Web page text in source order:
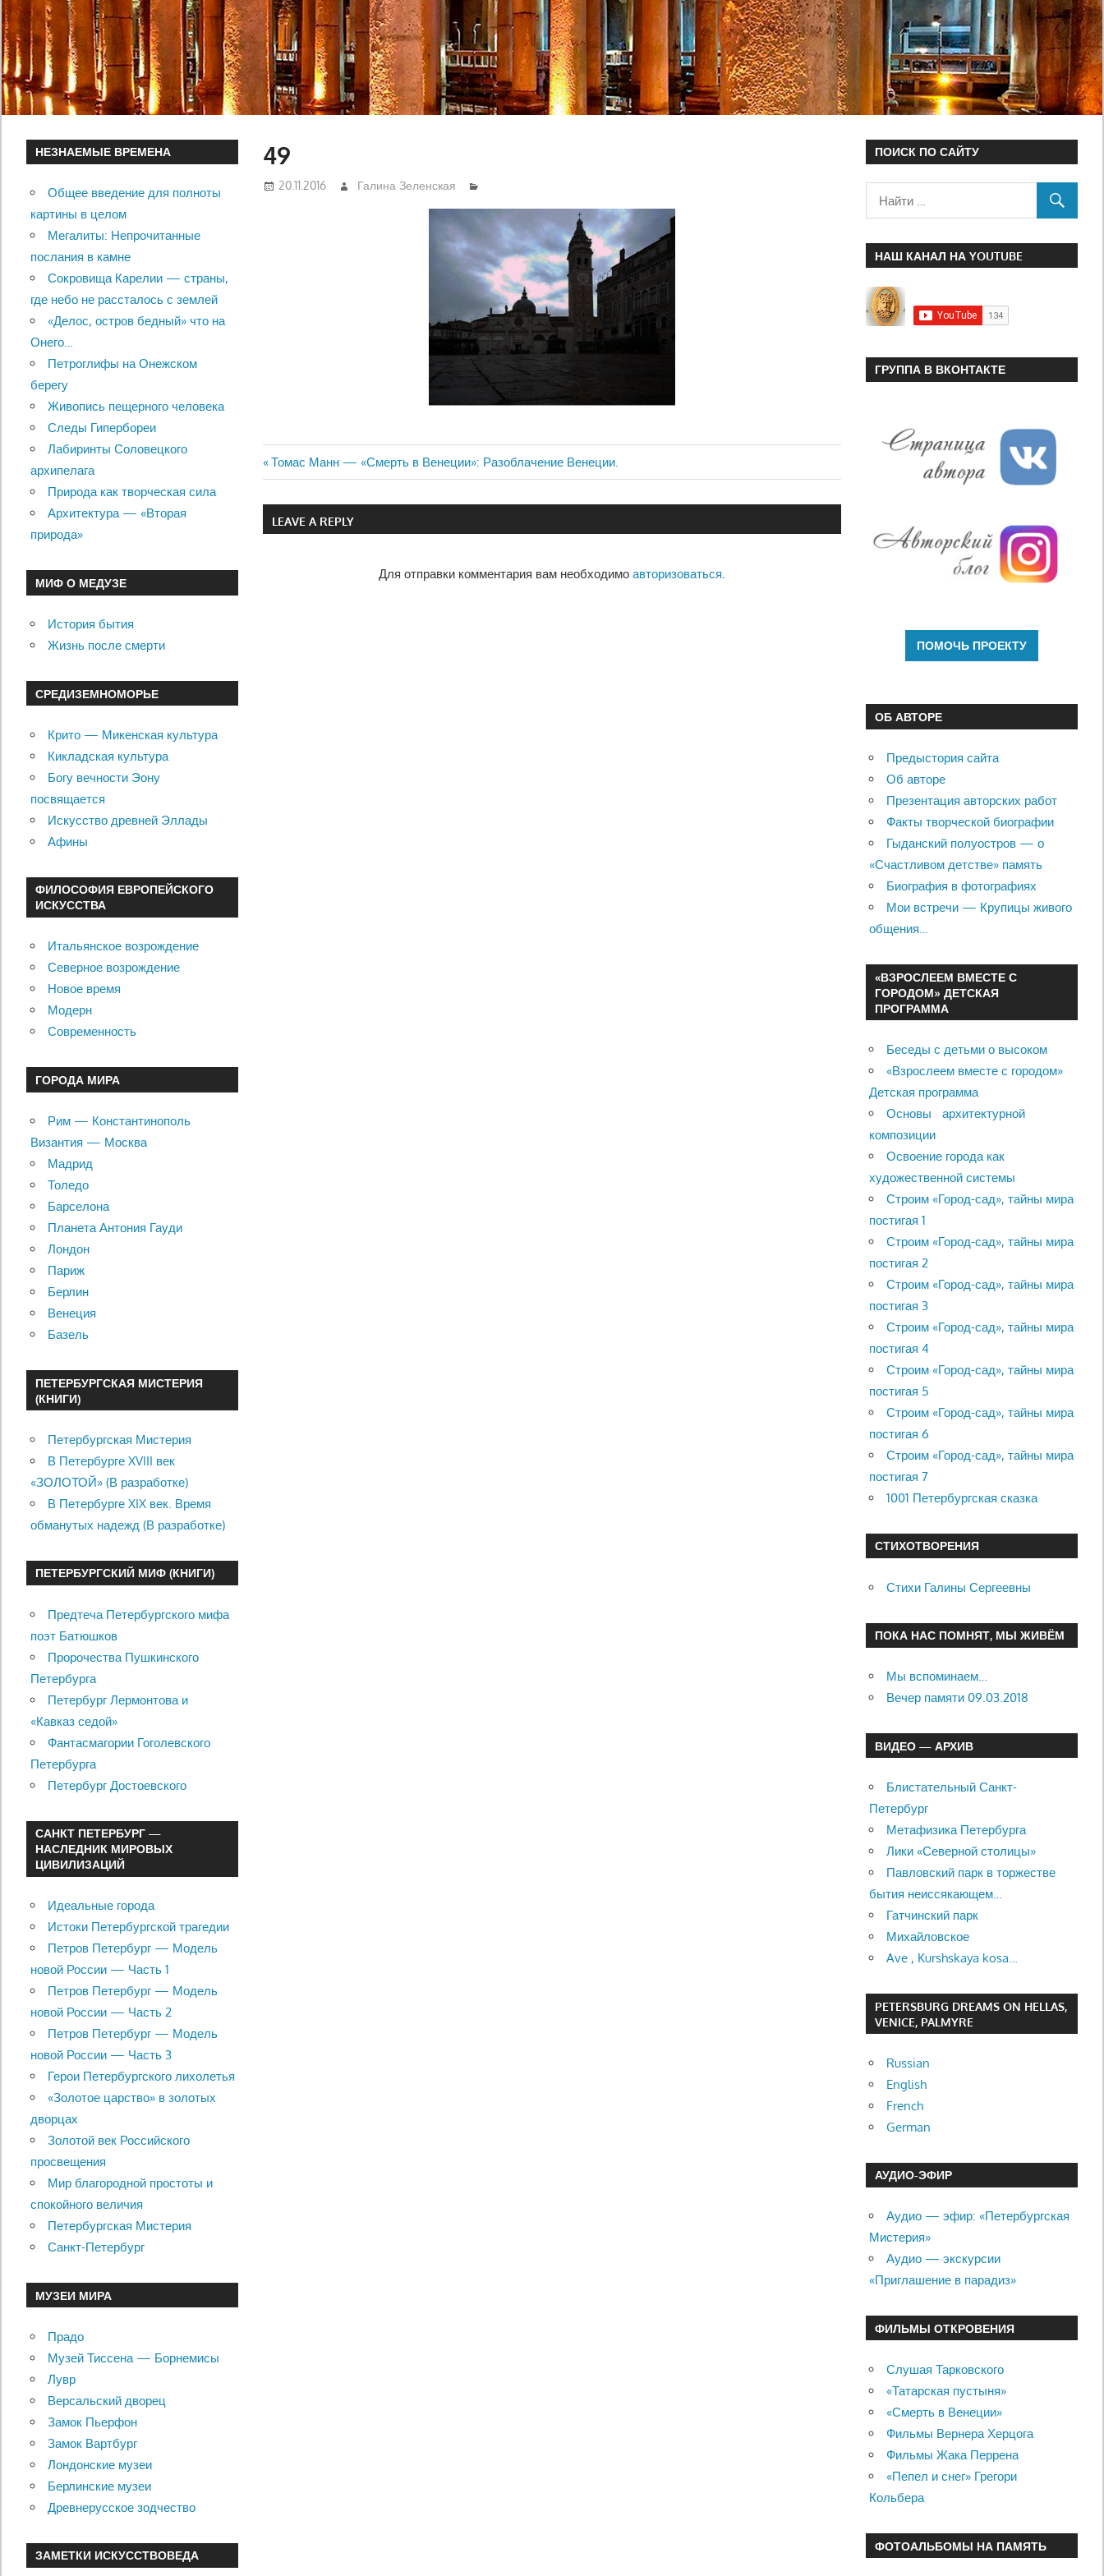
49
20.11.2016 Галина Зеленская
Навигация
по
Previous
Post:
Томас Манн — «Смерть в Венеции»: Разоблачение Венеции.
LEAVE A REPLY
Для отправки комментария вам необходимо авторизоваться.
НЕЗНАЕМЫЕ ВРЕМЕНА
Общее введение для полноты
картины в целом
Мегалиты: Непрочитанные
послания в камне
Сокровища Карелии — страны,
где небо не рассталось с землей
«Делос, остров бедный» что на
Онего…
Петроглифы на Онежском
берегу
Живопись пещерного человека
Следы Гипербореи
Лабиринты Соловецкого
архипелага
Природа как творческая сила
Архитектура — «Вторая
природа»
МИФ О МЕДУЗЕ
История бытия
Жизнь после смерти
СРЕДИЗЕМНОМОРЬЕ
Крито — Микенская культура
Кикладская культура
Богу вечности Эону
посвящается
Искусство древней Эллады
Афины
ФИЛОСОФИЯ ЕВРОПЕЙСКОГО
ИСКУССТВА
Итальянское возрождение
Северное возрождение
Новое время
Модерн
Современность
ГОРОДА МИРА
Рим — Константинополь
Византия — Москва
Мадрид
Толедо
Барселона
Планета Антония Гауди
Лондон
Париж
Берлин
Венеция
Базель
ПЕТЕРБУРГСКАЯ МИСТЕРИЯ
(КНИГИ)
Петербургская Мистерия
В Петербурге XVIII век
«ЗОЛОТОЙ» (В разработке)
В Петербурге XIX век. Время
обманутых надежд (В разработке)
ПЕТЕРБУРГСКИЙ МИФ (КНИГИ)
Предтеча Петербургского мифа
поэт Батюшков
Пророчества Пушкинского
Петербурга
Петербург Лермонтова и
«Кавказ седой»
Фантасмагории Гоголевского
Петербурга
Петербург Достоевского
САНКТ ПЕТЕРБУРГ —
НАСЛЕДНИК МИРОВЫХ
ЦИВИЛИЗАЦИЙ
Идеальные города
Истоки Петербургской трагедии
Петров Петербург — Модель
новой России — Часть 1
Петров Петербург — Модель
новой России — Часть 2
Петров Петербург — Модель
новой России — Часть 3
Герои Петербургского лихолетья
«Золотое царство» в золотых
дворцах
Золотой век Российского
просвещения
Мир благородной простоты и
спокойного величия
Петербургская Мистерия
Санкт-Петербург
МУЗЕИ МИРА
Прадо
Музей Тиссена — Борнемисы
Лувр
Версальский дворец
Замок Пьерфон
Замок Вартбург
Лондонские музеи
Берлинские музеи
Древнерусское зодчество
ЗАМЕТКИ ИСКУССТВОВЕДА
ПОИСК ПО САЙТУ
НАШ КАНАЛ НА YOUTUBE
ГРУППА В ВКОНТАКТЕ
ОБ АВТОРЕ
Предыстория сайта
Об авторе
Презентация авторских работ
Факты творческой биографии
Гыданский полуостров — о
«Счастливом детстве» память
Биография в фотографиях
Мои встречи — Крупицы живого
общения…
«ВЗРОСЛЕЕМ ВМЕСТЕ С
ГОРОДОМ» ДЕТСКАЯ
ПРОГРАММА
Беседы с детьми о высоком
«Взрослеем вместе с городом»
Детская программа
Основы архитектурной
композиции
Освоение города как
художественной системы
Строим «Город-сад», тайны мира
постигая 1
Строим «Город-сад», тайны мира
постигая 2
Строим «Город-сад», тайны мира
постигая 3
Строим «Город-сад», тайны мира
постигая 4
Строим «Город-сад», тайны мира
постигая 5
Строим «Город-сад», тайны мира
постигая 6
Строим «Город-сад», тайны мира
постигая 7
1001 Петербургская сказка
СТИХОТВОРЕНИЯ
Стихи Галины Сергеевны
ПОКА НАС ПОМНЯТ, МЫ ЖИВЁМ
Мы вспоминаем…
Вечер памяти 09.03.2018
ВИДЕО — АРХИВ
Блистательный Санкт-
Петербург
Метафизика Петербурга
Лики «Северной столицы»
Павловский парк в торжестве
бытия неиссякающем…
Гатчинский парк
Михайловское
Ave , Kurshskaya kosa…
PETERSBURG DREAMS ON HELLAS,
VENICE, PALMYRE
Russian
English
French
German
АУДИО-ЭФИР
Аудио — эфир: «Петербургская
Мистерия»
Аудио — экскурсии
«Приглашение в парадиз»
ФИЛЬМЫ ОТКРОВЕНИЯ
Слушая Тарковского
«Татарская пустыня»
«Смерть в Венеции»
Фильмы Вернера Херцога
Фильмы Жака Перрена
«Пепел и снег» Грегори
Кольбера
ФОТОАЛЬБОМЫ НА ПАМЯТЬ